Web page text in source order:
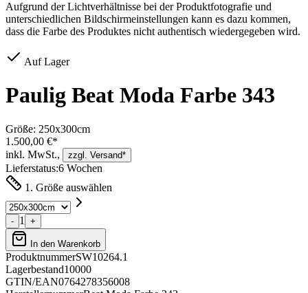
Aufgrund der Lichtverhältnisse bei der Produktfotografie und
unterschiedlichen Bildschirmeinstellungen kann es dazu kommen,
dass die Farbe des Produktes nicht authentisch wiedergegeben wird.
Auf Lager
Paulig Beat Moda Farbe 343
Größe: 250x300cm
1.500,00 €*
inkl. MwSt.,
zzgl. Versand*
Lieferstatus:6 Wochen
1. Größe auswählen
- 1 +
In den Warenkorb
ProduktnummerSW10264.1
Lagerbestand10000
GTIN/EAN0764278356008